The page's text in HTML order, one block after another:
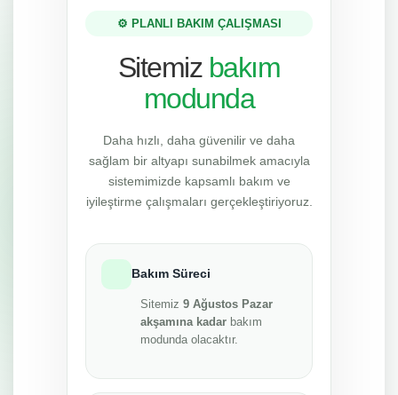
⚙️ PLANLI BAKIM ÇALIŞMASI
Sitemiz bakım
modunda
Daha hızlı, daha güvenilir ve daha
sağlam bir altyapı sunabilmek amacıyla
sistemimizde kapsamlı bakım ve
iyileştirme çalışmaları gerçekleştiriyoruz.
Bakım Süreci
Sitemiz 9 Ağustos Pazar
akşamına kadar bakım
modunda olacaktır.